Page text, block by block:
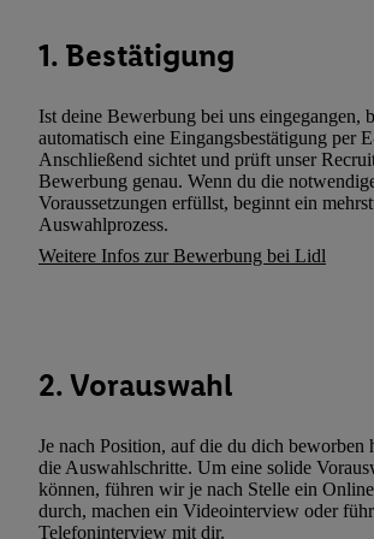
1. Bestätigung
Ist deine Bewerbung bei uns eingegangen,
automatisch eine Eingangsbestätigung per
Anschließend sichtet und prüft unser
Bewerbung genau. Wenn du die
Voraussetzungen erfüllst, beginnt ein
Auswahlprozess.
Weitere Infos zur Bewerbung bei Lidl
2. Vorauswahl
Je nach Position, auf die du dich beworben
die Auswahlschritte. Um eine solide
können, führen wir je nach Stelle ein
durch, machen ein Videointerview oder
Telefoninterview mit dir.
IhremTelekommunikationsnetzbetreiber
Sie verfügbar ist. Wenn das der Fall ist,
Netzbetreiber weiter, der anhand der IP-
wie z.B. Ihrer Mobilfunknummer, eine
Kennung verwenden, um Sie
Nutzungsverhalten in den Lidl-Diensten zu
mittels dieser Technologie auch auf
widerrufen - jederzeit auch über
Utiq-Technologie für digitales Marketing“
(nur für die Lidl-Dienste) widerrufen.
denDatenschutzbestimmungen von Utiq.
Durch einen Klick auf „Ablehnen“ können